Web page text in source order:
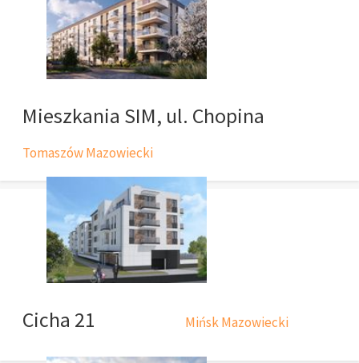
Mieszkania SIM, ul. Chopina
Tomaszów Mazowiecki
Cicha 21 Mińsk Mazowiecki